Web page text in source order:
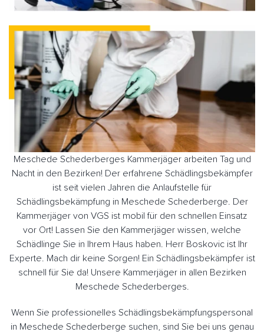
Meschede Schederberges Kammerjäger arbeiten Tag und
Nacht in den Bezirken! Der erfahrene Schädlingsbekämpfer
ist seit vielen Jahren die Anlaufstelle für
Schädlingsbekämpfung in Meschede Schederberge. Der
Kammerjäger von VGS ist mobil für den schnellen Einsatz
vor Ort! Lassen Sie den Kammerjäger wissen, welche
Schädlinge Sie in Ihrem Haus haben. Herr Boskovic ist Ihr
Experte. Mach dir keine Sorgen! Ein Schädlingsbekämpfer ist
schnell für Sie da! Unsere Kammerjäger in allen Bezirken
Meschede Schederberges.
Wenn Sie professionelles Schädlingsbekämpfungspersonal
in Meschede Schederberge suchen, sind Sie bei uns genau